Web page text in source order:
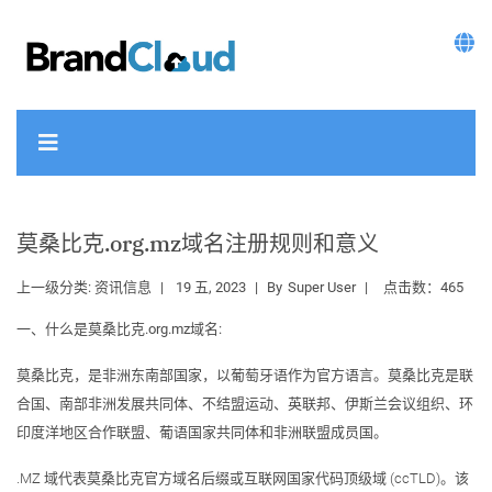
莫桑比克.org.mz域名注册规则和意义
上一级分类: 资讯信息 19 五, 2023 By Super User 点击数：465
一、什么是莫桑比克.org.mz域名:
莫桑比克，是非洲东南部国家，以葡萄牙语作为官方语言。莫桑比克是联
合国、南部非洲发展共同体、不结盟运动、英联邦、伊斯兰会议组织、环
印度洋地区合作联盟、葡语国家共同体和非洲联盟成员国。
.MZ 域代表莫桑比克官方域名后缀或互联网国家代码顶级域 (ccTLD)。该